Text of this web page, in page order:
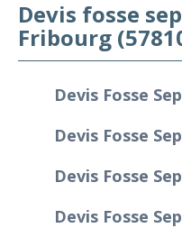
Devis fosse
Fribourg
Devis Fosse
Devis Fosse
Devis Fosse
Devis Fosse